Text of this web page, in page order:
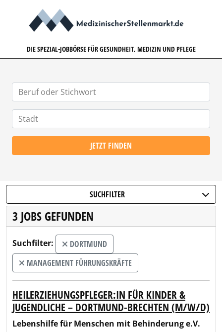
DIE SPEZIAL-JOBBÖRSE FÜR GESUNDHEIT, MEDIZIN UND PFLEGE
JETZT FINDEN
SUCHFILTER
3 JOBS GEFUNDEN
Suchfilter:
DORTMUND
MANAGEMENT FÜHRUNGSKRÄFTE
HEILERZIEHUNGSPFLEGER:IN FÜR KINDER &
JUGENDLICHE – DORTMUND-BRECHTEN (M/W/D)
Lebenshilfe für Menschen mit Behinderung e.V.